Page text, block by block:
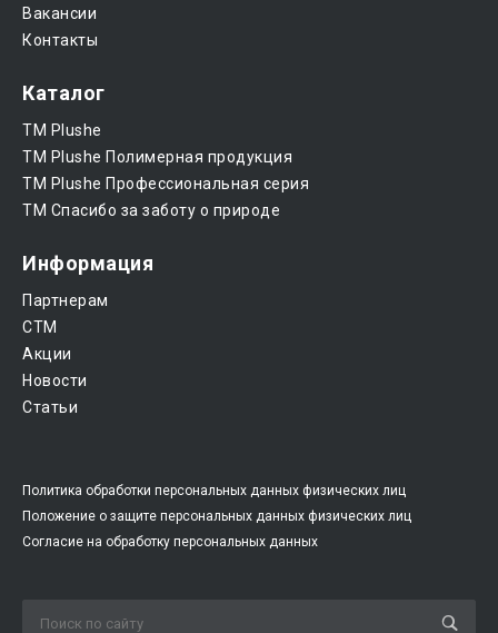
Вакансии
Контакты
Каталог
ТМ Plushe
ТМ Plushe Полимерная продукция
ТМ Plushe Профессиональная серия
ТМ Спасибо за заботу о природе
Информация
Партнерам
CTM
Акции
Новости
Статьи
Политика обработки персональных данных физических лиц
Положение о защите персональных данных физических лиц
Согласие на обработку персональных данных